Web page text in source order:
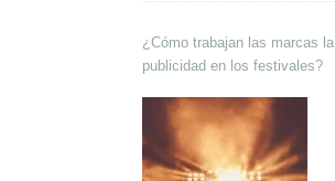
¿Cómo trabajan las marcas la
publicidad en los festivales?